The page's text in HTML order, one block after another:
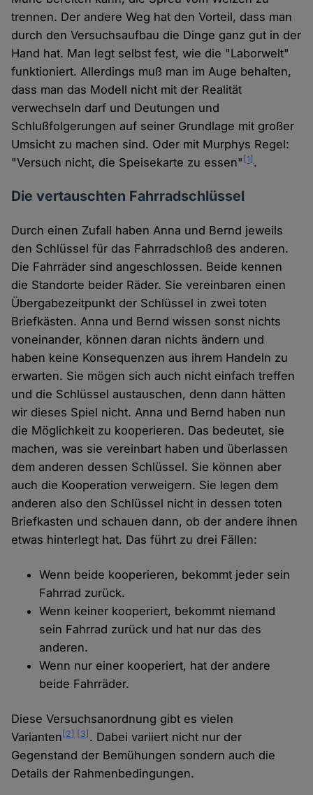
trennen. Der andere Weg hat den Vorteil, dass man
durch den Versuchsaufbau die Dinge ganz gut in der
Hand hat. Man legt selbst fest, wie die "Laborwelt"
funktioniert. Allerdings muß man im Auge behalten,
dass man das Modell nicht mit der Realität
verwechseln darf und Deutungen und
Schlußfolgerungen auf seiner Grundlage mit großer
Umsicht zu machen sind. Oder mit Murphys Regel:
"Versuch nicht, die Speisekarte zu essen" [1] .
Die vertauschten Fahrradschlüssel
Durch einen Zufall haben Anna und Bernd jeweils
den Schlüssel für das Fahrradschloß des anderen.
Die Fahrräder sind angeschlossen. Beide kennen
die Standorte beider Räder. Sie vereinbaren einen
Übergabezeitpunkt der Schlüssel in zwei toten
Briefkästen. Anna und Bernd wissen sonst nichts
voneinander, können daran nichts ändern und
haben keine Konsequenzen aus ihrem Handeln zu
erwarten. Sie mögen sich auch nicht einfach treffen
und die Schlüssel austauschen, denn dann hätten
wir dieses Spiel nicht. Anna und Bernd haben nun
die Möglichkeit zu kooperieren. Das bedeutet, sie
machen, was sie vereinbart haben und überlassen
dem anderen dessen Schlüssel. Sie können aber
auch die Kooperation verweigern. Sie legen dem
anderen also den Schlüssel nicht in dessen toten
Briefkasten und schauen dann, ob der andere ihnen
etwas hinterlegt hat. Das führt zu drei Fällen:
Wenn beide kooperieren, bekommt jeder sein
Fahrrad zurück.
Wenn keiner kooperiert, bekommt niemand
sein Fahrrad zurück und hat nur das des
anderen.
Wenn nur einer kooperiert, hat der andere
beide Fahrräder.
Diese Versuchsanordnung gibt es vielen
Varianten [2] [3] . Dabei variiert nicht nur der
Gegenstand der Bemühungen sondern auch die
Details der Rahmenbedingungen.